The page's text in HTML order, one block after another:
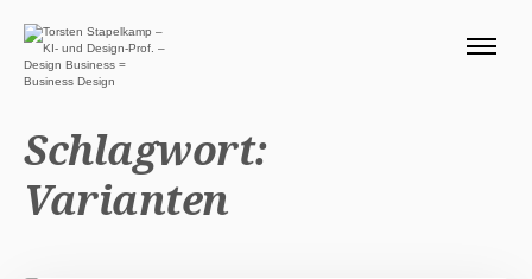
BLOG
SERVICE DESIGN THINKING
0 EURO ANGEBOTE 🎁
Schlagwort:
Varianten